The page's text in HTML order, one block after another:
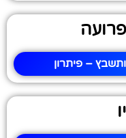
– פיתרון